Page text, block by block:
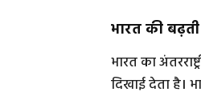
भारत की बढ़ती
भारत का
दिखाई देता है।